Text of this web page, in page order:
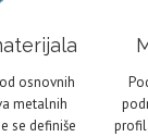
osnovnih
metalnih
se definiše